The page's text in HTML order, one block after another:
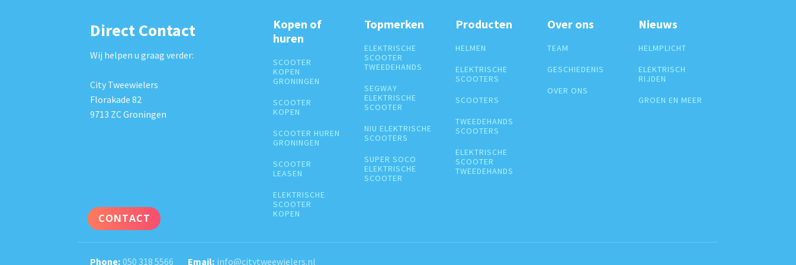
Direct Contact
Wij helpen u graag verder:
City Tweewielers
Florakade 82
9713 ZC Groningen
CONTACT
Kopen of
huren
SCOOTER
KOPEN
GRONINGEN
SCOOTER
KOPEN
SCOOTER HUREN
GRONINGEN
SCOOTER
LEASEN
ELEKTRISCHE
SCOOTER
KOPEN
Topmerken
ELEKTRISCHE
SCOOTER
TWEEDEHANDS
SEGWAY
ELEKTRISCHE
SCOOTER
NIU ELEKTRISCHE
SCOOTERS
SUPER SOCO
ELEKTRISCHE
SCOOTER
Producten
HELMEN
ELEKTRISCHE
SCOOTERS
SCOOTERS
TWEEDEHANDS
SCOOTERS
ELEKTRISCHE
SCOOTER
TWEEDEHANDS
Over ons
TEAM
GESCHIEDENIS
OVER ONS
Nieuws
HELMPLICHT
ELEKTRISCH
RIJDEN
GROEN EN MEER
050 318 5566 info@citytweewielers.nl